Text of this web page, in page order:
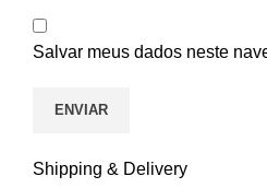
Salvar meus dados neste
Shipping & Delivery